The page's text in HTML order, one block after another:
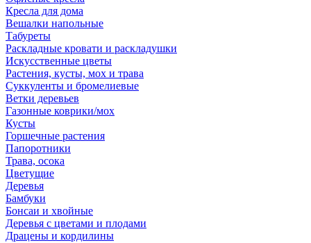
Кресла для дома
Вешалки напольные
Табуреты
Раскладные кровати и раскладушки
Искусственные цветы
Растения, кусты, мох и трава
Суккуленты и бромелиевые
Ветки деревьев
Газонные коврики/мох
Кусты
Горшечные растения
Папоротники
Трава, осока
Цветущие
Деревья
Бамбуки
Бонсаи и хвойные
Деревья с цветами и плодами
Драцены и кордилины